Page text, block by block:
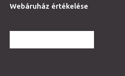
Webáruház értékelése